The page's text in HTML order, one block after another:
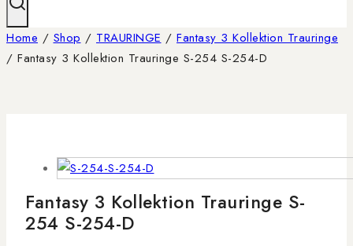
Home / Shop / TRAURINGE / Fantasy 3 Kollektion Trauringe
/ Fantasy 3 Kollektion Trauringe S-254 S-254-D
Fantasy 3 Kollektion Trauringe S-
254 S-254-D